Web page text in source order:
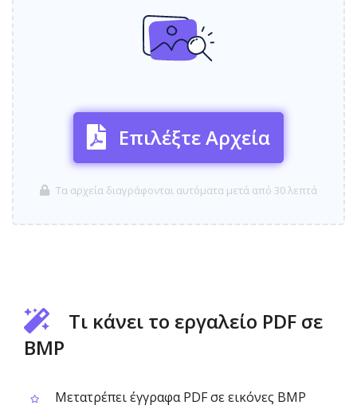
Επιλέξτε Αρχεία
Τα αρχεία διαγράφονται αυτόματα μετά από 30 λεπτά
Τι κάνει το εργαλείο PDF σε
BMP
Μετατρέπει έγγραφα PDF σε εικόνες BMP